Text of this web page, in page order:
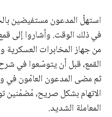
استهلّ المدعون مستفيضين
في ذلك الوقت. وأشاروا إلى
من جهاز المخابرات العسكرية
القمع، قبل أن يتوسّعوا في
ثم مضى المدعون العامّون
الاتهام بشكل صريح،
المعاملة الشديد.